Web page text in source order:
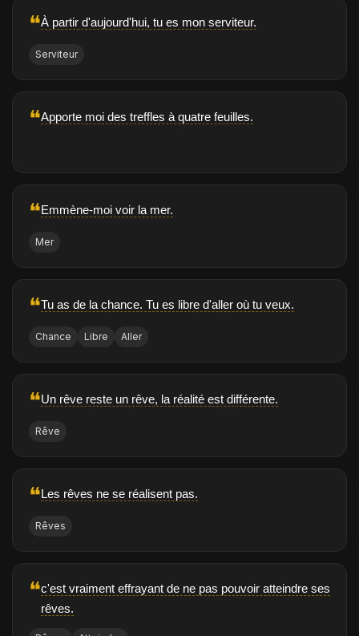
❝À partir d'aujourd'hui, tu es mon serviteur.
Serviteur
❝Apporte moi des treffles à quatre feuilles.
❝Emmène-moi voir la mer.
Mer
❝Tu as de la chance. Tu es libre d'aller où tu veux.
Chance Libre Aller
❝Un rêve reste un rêve, la réalité est différente.
Rêve
❝Les rêves ne se réalisent pas.
Rêves
❝c'est vraiment effrayant de ne pas pouvoir atteindre ses
rêves.